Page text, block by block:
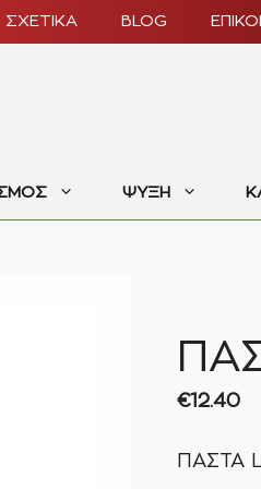
ΣΧΕΤΙΚΑ BLOG
ΨΥΞΗ
€12.40
ΠΑΣΤΑ